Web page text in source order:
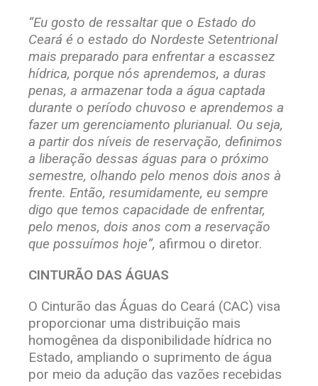
“Eu gosto de ressaltar que o Estado do
Ceará é o estado do Nordeste Setentrional
mais preparado para enfrentar a escassez
hídrica, porque nós aprendemos, a duras
penas, a armazenar toda a água captada
durante o período chuvoso e aprendemos a
fazer um gerenciamento plurianual. Ou seja,
a partir dos níveis de reservação, definimos
a liberação dessas águas para o próximo
semestre, olhando pelo menos dois anos à
frente. Então, resumidamente, eu sempre
digo que temos capacidade de enfrentar,
pelo menos, dois anos com a reservação
que possuímos hoje”, afirmou o diretor.
CINTURÃO DAS ÁGUAS
O Cinturão das Águas do Ceará (CAC) visa
proporcionar uma distribuição mais
homogênea da disponibilidade hídrica no
Estado, ampliando o suprimento de água
por meio da adução das vazões recebidas